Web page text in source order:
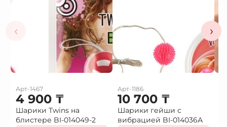
‹
Арт-1467
4 900 ₸
Шарики Twins на
блистере BI-014049-2
Арт-1186
10 700 ₸
Шарики гейши с
вибрацией BI-014036А
›